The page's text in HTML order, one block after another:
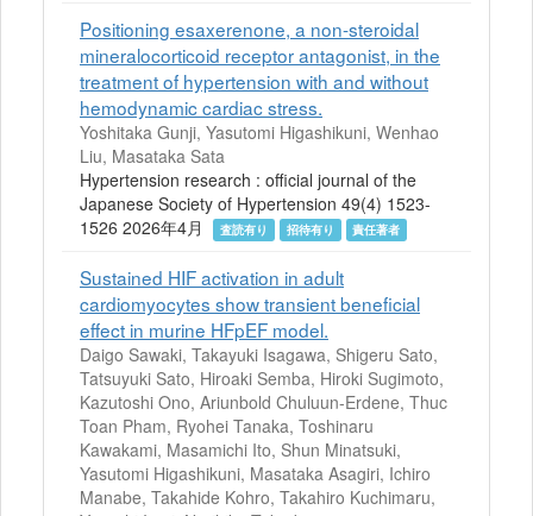
Positioning esaxerenone, a non-steroidal
mineralocorticoid receptor antagonist, in the
treatment of hypertension with and without
hemodynamic cardiac stress.
Yoshitaka Gunji, Yasutomi Higashikuni, Wenhao
Liu, Masataka Sata
Hypertension research : official journal of the
Japanese Society of Hypertension 49(4) 1523-
1526 2026年4月
査読有り 招待有り 責任著者
Sustained HIF activation in adult
cardiomyocytes show transient beneficial
effect in murine HFpEF model.
Daigo Sawaki, Takayuki Isagawa, Shigeru Sato,
Tatsuyuki Sato, Hiroaki Semba, Hiroki Sugimoto,
Kazutoshi Ono, Ariunbold Chuluun-Erdene, Thuc
Toan Pham, Ryohei Tanaka, Toshinaru
Kawakami, Masamichi Ito, Shun Minatsuki,
Yasutomi Higashikuni, Masataka Asagiri, Ichiro
Manabe, Takahide Kohro, Takahiro Kuchimaru,